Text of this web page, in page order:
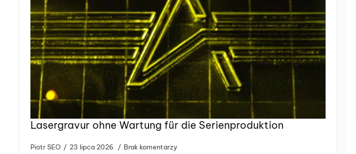
Lasergravur ohne Wartung für die Serienproduktion
Piotr SEO 23 lipca 2026 Brak komentarzy